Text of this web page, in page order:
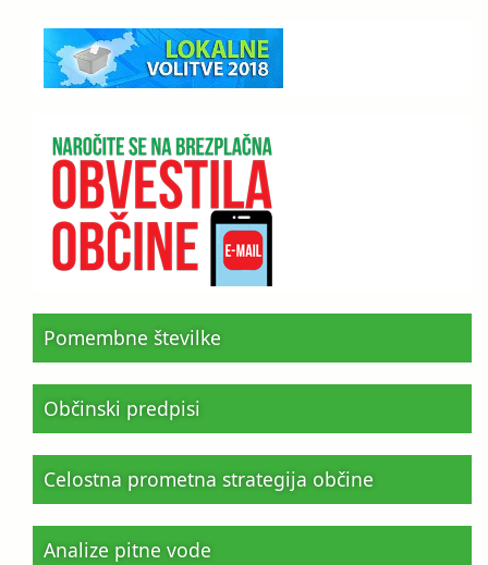
Pomembne številke
Občinski predpisi
Celostna prometna strategija občine
Analize pitne vode